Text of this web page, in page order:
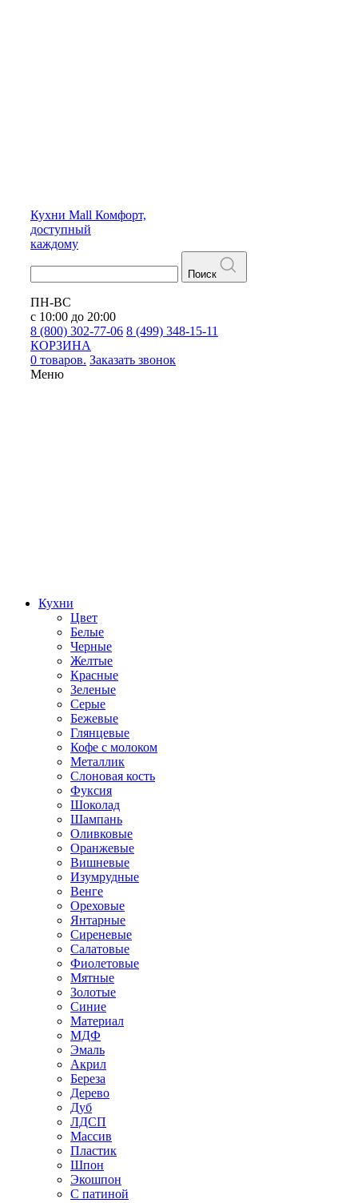
Кухни Mall Комфорт,
доступный
каждому
Поиск
ПН-ВС
с 10:00 до 20:00
8 (800) 302-77-06 8 (499) 348-15-11
КОРЗИНА
0 товаров. Заказать звонок
Меню
Кухни
Цвет
Белые
Черные
Желтые
Красные
Зеленые
Серые
Бежевые
Глянцевые
Кофе с молоком
Металлик
Слоновая кость
Фуксия
Шоколад
Шампань
Оливковые
Оранжевые
Вишневые
Изумрудные
Венге
Ореховые
Янтарные
Сиреневые
Салатовые
Фиолетовые
Мятные
Золотые
Синие
Материал
МДФ
Эмаль
Акрил
Береза
Дерево
Дуб
ЛДСП
Массив
Пластик
Шпон
Экошпон
С патиной